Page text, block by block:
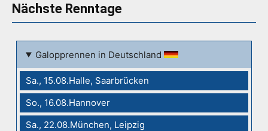
Nächste Renntage
Galopprennen in Deutschland
Sa., 15.08.Halle, Saarbrücken
So., 16.08.Hannover
Sa., 22.08.München, Leipzig